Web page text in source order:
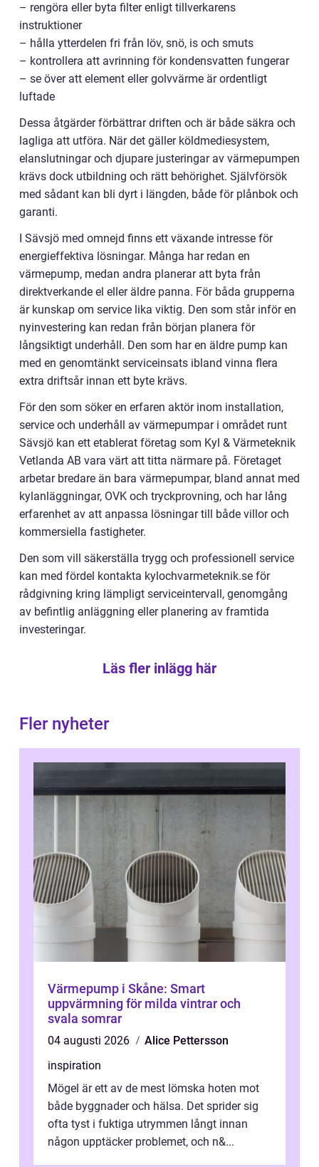
– rengöra eller byta filter enligt tillverkarens
instruktioner
– hålla ytterdelen fri från löv, snö, is och smuts
– kontrollera att avrinning för kondensvatten fungerar
– se över att element eller golvvärme är ordentligt
luftade
Dessa åtgärder förbättrar driften och är både säkra och
lagliga att utföra. När det gäller köldmediesystem,
elanslutningar och djupare justeringar av värmepumpen
krävs dock utbildning och rätt behörighet. Självförsök
med sådant kan bli dyrt i längden, både för plånbok och
garanti.
I Sävsjö med omnejd finns ett växande intresse för
energieffektiva lösningar. Många har redan en
värmepump, medan andra planerar att byta från
direktverkande el eller äldre panna. För båda grupperna
är kunskap om service lika viktig. Den som står inför en
nyinvestering kan redan från början planera för
långsiktigt underhåll. Den som har en äldre pump kan
med en genomtänkt serviceinsats ibland vinna flera
extra driftsår innan ett byte krävs.
För den som söker en erfaren aktör inom installation,
service och underhåll av värmepumpar i området runt
Sävsjö kan ett etablerat företag som Kyl & Värmeteknik
Vetlanda AB vara värt att titta närmare på. Företaget
arbetar bredare än bara värmepumpar, bland annat med
kylanläggningar, OVK och tryckprovning, och har lång
erfarenhet av att anpassa lösningar till både villor och
kommersiella fastigheter.
Den som vill säkerställa trygg och professionell service
kan med fördel kontakta kylochvarmeteknik.se för
rådgivning kring lämpligt serviceintervall, genomgång
av befintlig anläggning eller planering av framtida
investeringar.
Läs fler inlägg här
Fler nyheter
Värmepump i Skåne: Smart
uppvärmning för milda vintrar och
svala somrar
04 augusti 2026
Alice Pettersson
inspiration
Mögel är ett av de mest lömska hoten mot
både byggnader och hälsa. Det sprider sig
ofta tyst i fuktiga utrymmen långt innan
någon upptäcker problemet, och n&...